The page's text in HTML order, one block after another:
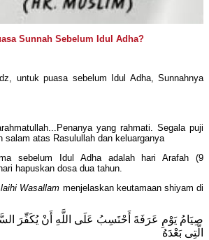
Sunnah Sebelum Idul Adha?
untuk puasa sebelum Idul Adha, Sunnahnya
yang rahmati. Segala puji
salam atas Rasulullah dan keluarganya
sebelum Idul Adha adalah hari Arafah (9
hapuskan dosa dua tahun.
Wasallam menjelaskan keutamaan shiyam di
صِيَامُ يَوْمِ عَرَفَةَ أَحْتَسِبُ عَلَى اللَّهِ أَنْ يُكَفِّرَ
الَّتِى بَعْدَهُ